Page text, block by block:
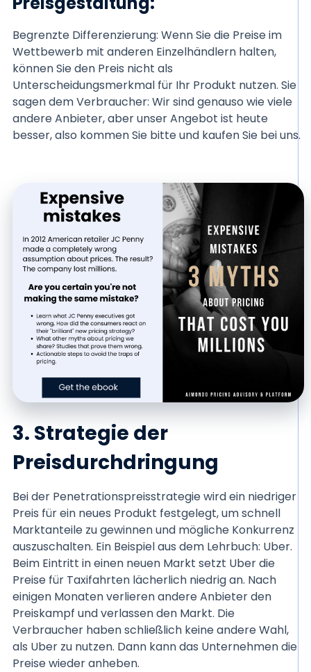
Begrenzte Differenzierung: Wenn Sie die Preise im
Wettbewerb mit anderen Einzelhändlern halten,
können Sie den Preis nicht als
Unterscheidungsmerkmal für Ihr Produkt nutzen. Sie
sagen dem Verbraucher: Wir sind genauso wie viele
andere Anbieter, aber unser Angebot ist heute
besser, also kommen Sie bitte und kaufen Sie bei uns.
3. Strategie der
Preisdurchdringung
Bei der Penetrationspreisstrategie wird ein niedriger
Preis für ein neues Produkt festgelegt, um schnell
Marktanteile zu gewinnen und mögliche Konkurrenz
auszuschalten. Ein Beispiel aus dem Lehrbuch: Uber.
Beim Eintritt in einen neuen Markt setzt Uber die
Preise für Taxifahrten lächerlich niedrig an. Nach
einigen Monaten verlieren andere Anbieter den
Preiskampf und verlassen den Markt. Die
Verbraucher haben schließlich keine andere Wahl,
als Uber zu nutzen. Dann kann das Unternehmen die
Preise wieder anheben.